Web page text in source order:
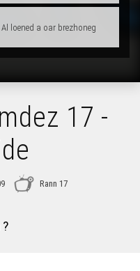
loened a oar brezhoneg
ha 2
ad, ad
17 -
Rann 17